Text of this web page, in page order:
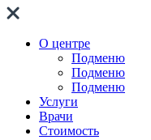
О центре
Подменю
Подменю
Подменю
Услуги
Врачи
Стоимость